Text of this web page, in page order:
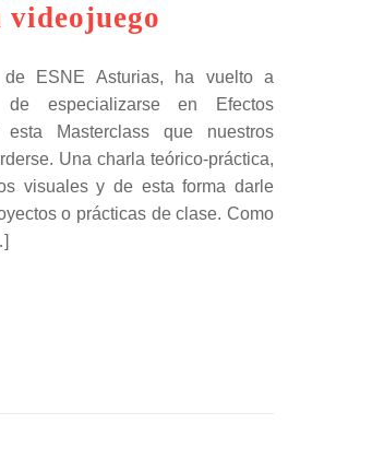
videojuego
ESNE Asturias, ha vuelto a
especializarse en Efectos
Masterclass que nuestros
Una charla teórico-práctica,
visuales y de esta forma darle
o prácticas de clase. Como